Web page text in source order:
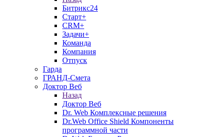
Битрикс24
Старт+
CRM+
Задачи+
Команда
Компания
Отпуск
Гарда
ГРАНД-Смета
Доктор Веб
Назад
Доктор Веб
Dr. Web Комплексные решения
Dr.Web Office Shield Компоненты
программной части